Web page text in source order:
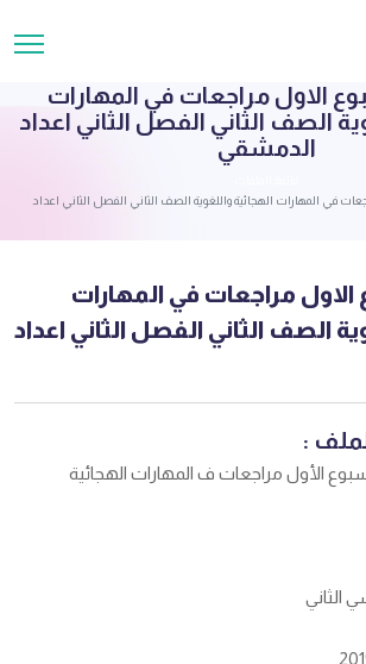
الاول مراجعات في المهارات
الصف الثاني الفصل الثاني اعداد
الدمشقي
في المهارات الهجائية واللغوية الصف الثاني الفصل الثاني اعداد
مراجعات في المهارات
الصف الثاني الفصل الثاني اعداد
:
الأول مراجعات ف المهارات الهجائية
الثاني